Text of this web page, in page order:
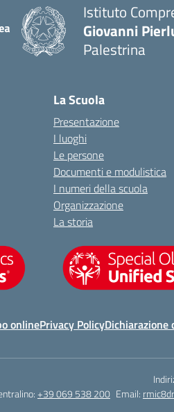
Istituto
Giovanni
Palestrina
La Scuola
Presentazione
I luoghi
Le persone
Documenti e modulistica
I numeri della scuola
Organizzazione
La storia
onlinePrivacy Policy
+39 069 538 200 Email: